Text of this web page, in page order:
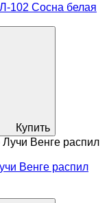
102 Сосна белая
Купить
Венге распил